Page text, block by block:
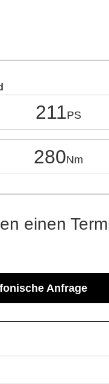
211
280
einen
Anfrage